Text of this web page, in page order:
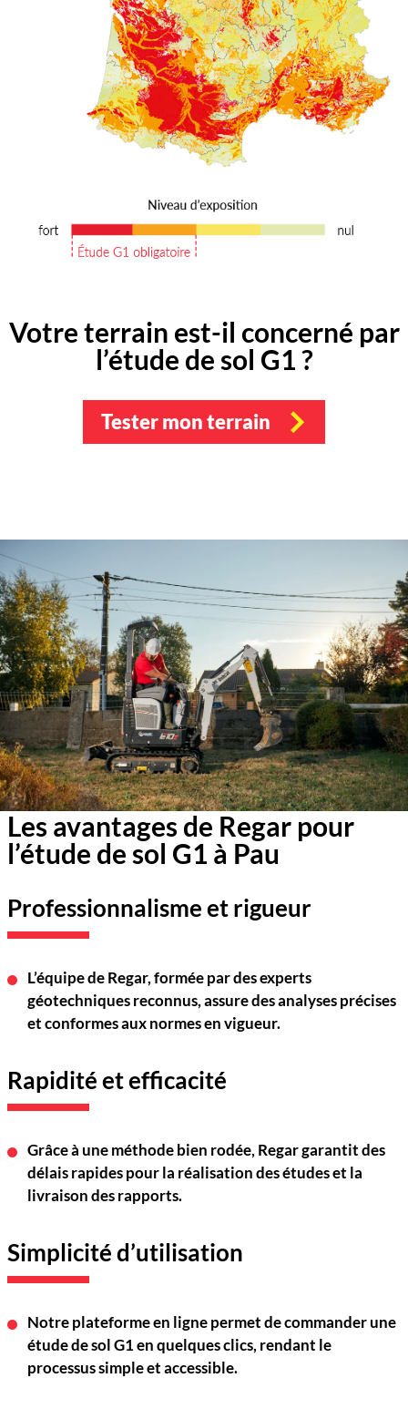
Votre terrain est-il concerné par
l’étude de sol G1 ?
Tester mon terrain
Les avantages de Regar pour
l’étude de sol G1 à Pau
Professionnalisme et rigueur
L’équipe deRegar, formée par des experts
géotechniquesreconnus, assure des analyses précises
et conformes aux normes en vigueur.
Rapidité et efficacité
Grâce à une méthode bien rodée, Regargarantit des
délais rapides pour la réalisation des études et la
livraison des rapports.
Simplicité d’utilisation
Notre plateforme en ligne permet de commander une
étude de sol G1 en quelques clics, rendant le
processus simple et accessible.